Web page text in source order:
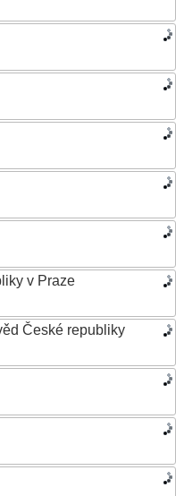
v Praze
České republiky